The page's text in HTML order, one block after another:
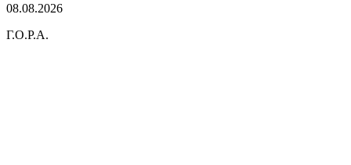
08.08.2026
Г.О.Р.А.